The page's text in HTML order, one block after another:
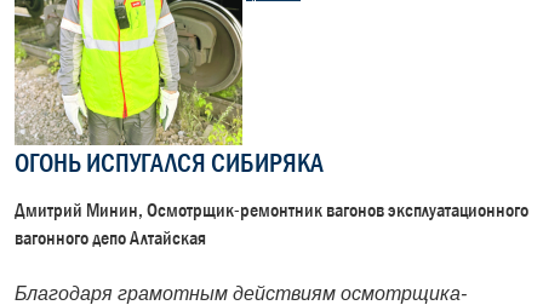
ОГОНЬ ИСПУГАЛСЯ СИБИРЯКА
Дмитрий Минин, Осмотрщик-ремонтник вагонов эксплуатационного
вагонного депо Алтайская
Благодаря грамотным действиям осмотрщика-